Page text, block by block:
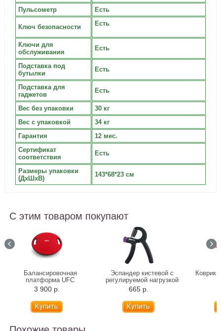
Пульсометр Есть
Ключ безопасности Есть
Ключи для
обслуживания
Есть
Подставка под
бутылки
Есть
Подставка для
гаджетов
Есть
Вес без упаковки
30 кг
Вес с упаковкой
34 кг
Гарантия
12 мес.
Сертификат
соответствия
Есть
Размеры упаковки
(ДxШxВ)
143*68*23 см
С этим товаром покупают
Балансировочная
платформа UFC
3 900 р.
Эспандер кистевой с
регулируемой нагрузкой
665 р.
Коврик